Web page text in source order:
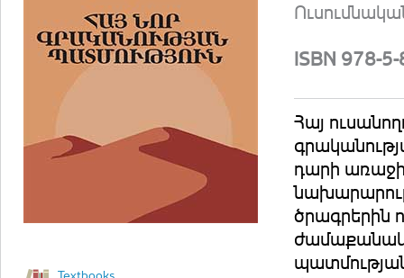
Textbooks
ISBN 978-
Հայ
դարի
ծրագրերին